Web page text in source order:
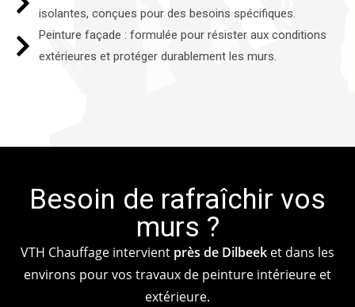
isolantes, conçues pour des besoins spécifiques.
Peinture façade : formulée pour résister aux conditions
extérieures et protéger durablement les murs.
Besoin de rafraîchir vos
murs ?
VTH Chauffage intervient près de Dilbeek et dans les
environs pour vos travaux de peinture intérieure et
extérieure.